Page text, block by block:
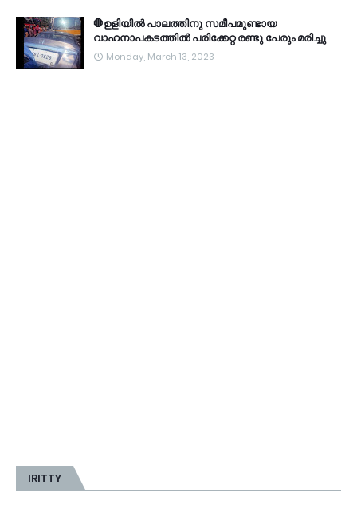
🛑ഉളിയിൽ പാലത്തിനു സമീപമുണ്ടായ
വാഹനാപകടത്തിൽ പരിക്കേറ്റ രണ്ടു പേരും മരിച്ചു
Monday, March 13, 2023
IRITTY